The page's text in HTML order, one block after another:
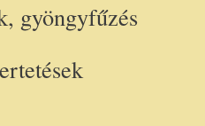
gyöngyfűzés